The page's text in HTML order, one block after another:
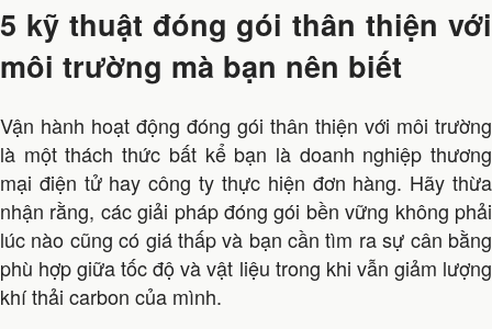
5 kỹ thuật đóng gói thân thiện với
môi trường mà bạn nên biết
Vận hành hoạt động đóng gói thân thiện với môi trường
là một thách thức bất kể bạn là doanh nghiệp thương
mại điện tử hay công ty thực hiện đơn hàng. Hãy thừa
nhận rằng, các giải pháp đóng gói bền vững không phải
lúc nào cũng có giá thấp và bạn cần tìm ra sự cân bằng
phù hợp giữa tốc độ và vật liệu trong khi vẫn giảm lượng
khí thải carbon của mình.